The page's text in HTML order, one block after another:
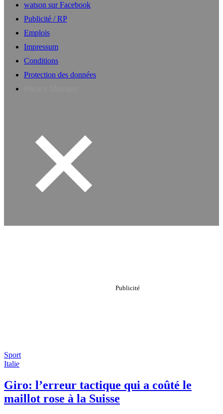
watson sur Facebook
Publicité / RP
Emplois
Impressum
Conditions
Protection des données
Sport
Italie
Giro: l’erreur tactique qui a coûté le
maillot rose à la Suisse